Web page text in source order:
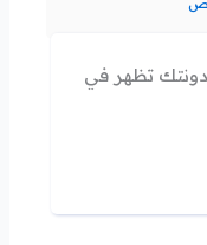
تظهر في